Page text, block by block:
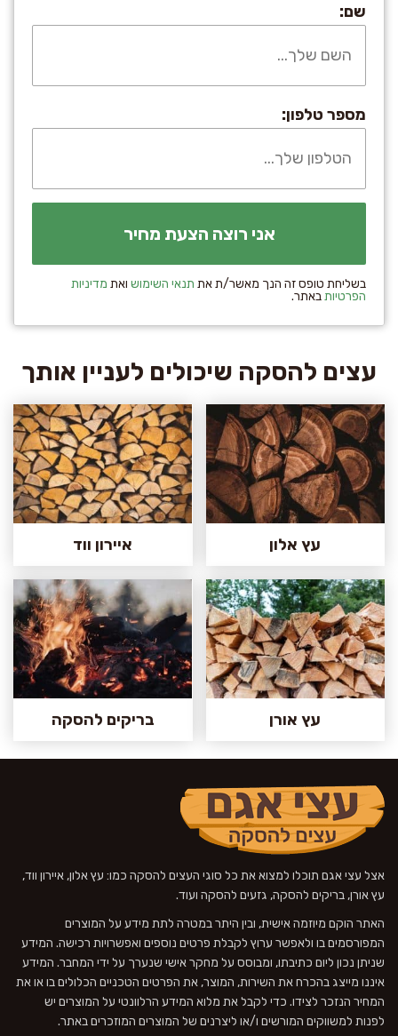
שם:
מספר טלפון:
בשליחת טופס זה הנך מאשר/ת את תנאי השימוש ואת מדיניות
הפרטיותבאתר.
עצים להסקה שיכולים לעניין אותך
עץ אלון איירון ווד
עץ אורן בריקים להסקה
אצל עצי אגם תוכלו למצוא את כל סוגי העצים להסקה כמו: עץ אלון, איירון ווד,
עץ אורן, בריקים להסקה, גזעים להסקה ועוד.
האתר הוקם מיוזמה אישית, ובין היתר במטרה לתת מידע על המוצרים
המפורסמים בו ולאפשר ערוץ לקבלת פרטים נוספים ואפשרויות רכישה. המידע
שניתן נכון ליום כתיבתו, ומבוסס על מחקר אישי שנערך על ידי המחבר. המידע
איננו מייצג בהכרח את השירות, המוצר, את הפרטים הטכניים הכלולים בו או את
המחיר הנזכר לצידו. כדי לקבל את מלוא המידע הרלוונטי על המוצרים יש
לפנות למשווקים המורשים ו/או ליצרנים של המוצרים המוזכרים באתר.